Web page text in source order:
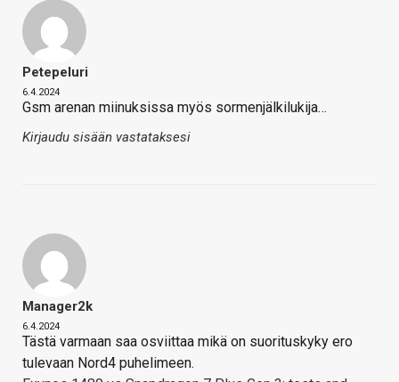
Petepeluri
6.4.2024
Gsm arenan miinuksissa myös sormenjälkilukija…
Kirjaudu sisään vastataksesi
Manager2k
6.4.2024
Tästä varmaan saa osviittaa mikä on suorituskyky ero
tulevaan Nord4 puhelimeen.